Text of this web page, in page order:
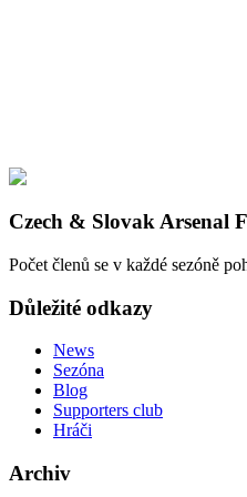
Czech & Slovak Arsenal
Počet členů se v každé sezóně
Důležité odkazy
News
Sezóna
Blog
Supporters club
Hráči
Archiv